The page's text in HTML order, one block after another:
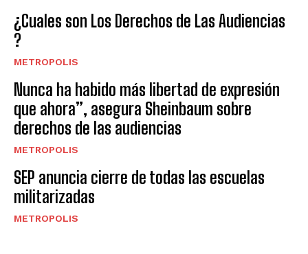
¿Cuales son Los Derechos de Las Audiencias
?
METROPOLIS
Nunca ha habido más libertad de expresión
que ahora”, asegura Sheinbaum sobre
derechos de las audiencias
METROPOLIS
SEP anuncia cierre de todas las escuelas
militarizadas
METROPOLIS